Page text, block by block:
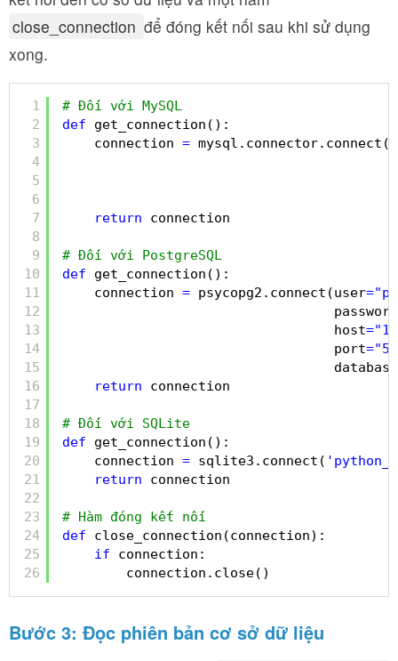
close_connection để đóng kết nối sau khi sử dụng
xong.
1
2
3
4
5
6
7
8
9
10
11
12
13
14
15
16
17
18
19
20
21
22
23
24
25
26
# Đối với MySQL
def
get_connection():
connection =
return
connection
# Đối với PostgreSQL
def
get_connection():
connection = psycopg2.connect(user=
password
host=
port=
database
return
connection
# Đối với SQLite
def
get_connection():
connection = sqlite3.connect(
return
connection
# Hàm đóng kết nối
def
close_connection(connection):
if
connection:
connection.close()
Bước 3: Đọc phiên bản cơ sở dữ liệu